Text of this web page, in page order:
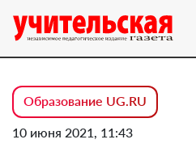
Образование UG.RU
10 июня 2021, 11:43